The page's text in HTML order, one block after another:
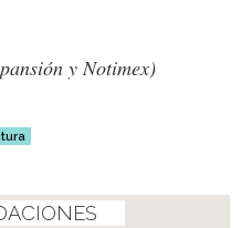
y Notimex)